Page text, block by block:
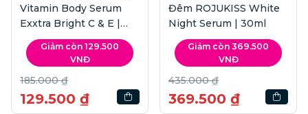
Vitamin Body Serum
Exxtra Bright C & E |
300ml
Giảm còn 129.500
VNĐ
185.000 ₫
129.500 ₫
Đêm ROJUKISS White
Night Serum | 30ml
Giảm còn 369.500
VNĐ
435.000 ₫
369.500 ₫